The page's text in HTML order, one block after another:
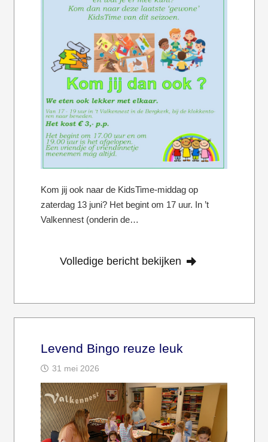
Kom jij ook naar de KidsTime-middag op
zaterdag 13 juni? Het begint om 17 uur. In ’t
Valkennest (onderin de…
Volledige bericht bekijken
Levend Bingo reuze leuk
31 mei 2026